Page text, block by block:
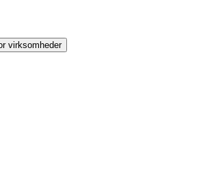
virksomheder